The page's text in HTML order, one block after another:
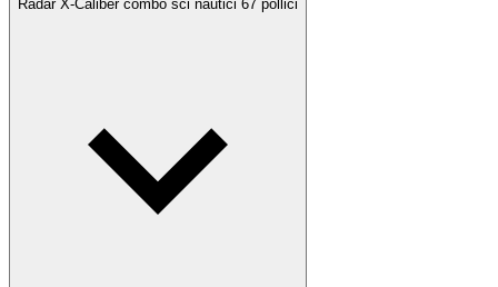
Radar X-Caliber combo sci nautici 67 pollici